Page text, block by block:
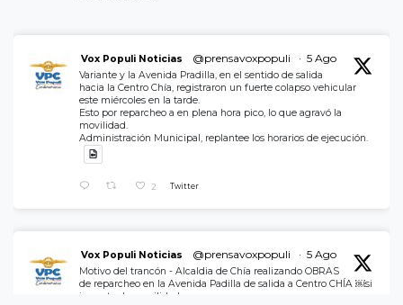
Vox Populi Noticias @prensavoxpopuli · 5 Ago
Variante y la Avenida Pradilla, en el sentido de salida
hacia la Centro Chía, registraron un fuerte colapso vehicular
este miércoles en la tarde.
Esto por reparcheo a en plena hora pico, lo que agravó la
movilidad.
Administración Municipal, replantee los horarios de ejecución.
2 Twitter
Vox Populi Noticias @prensavoxpopuli · 5 Ago
Motivo del trancón - Alcaldia de Chía realizando OBRAS
de reparcheo en la Avenida Padilla de salida a Centro CHÍA ￼si
importar la movilidad.